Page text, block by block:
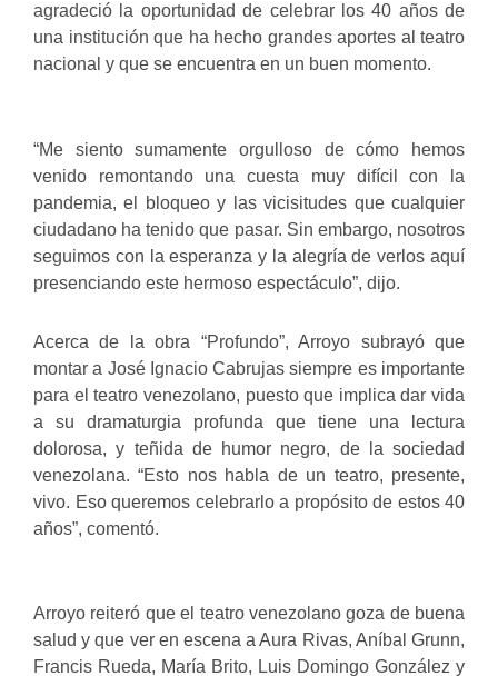
agradeció la oportunidad de celebrar los 40 años de
una institución que ha hecho grandes aportes al teatro
nacional y que se encuentra en un buen momento.
“Me siento sumamente orgulloso de cómo hemos
venido remontando una cuesta muy difícil con la
pandemia, el bloqueo y las vicisitudes que cualquier
ciudadano ha tenido que pasar. Sin embargo, nosotros
seguimos con la esperanza y la alegría de verlos aquí
presenciando este hermoso espectáculo”, dijo.
Acerca de la obra “Profundo”, Arroyo subrayó que
montar a José Ignacio Cabrujas siempre es importante
para el teatro venezolano, puesto que implica dar vida
a su dramaturgia profunda que tiene una lectura
dolorosa, y teñida de humor negro, de la sociedad
venezolana. “Esto nos habla de un teatro, presente,
vivo. Eso queremos celebrarlo a propósito de estos 40
años”, comentó.
Arroyo reiteró que el teatro venezolano goza de buena
salud y que ver en escena a Aura Rivas, Aníbal Grunn,
Francis Rueda, María Brito, Luis Domingo González y